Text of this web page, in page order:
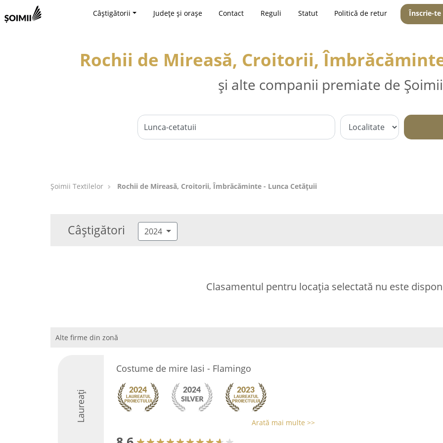
Câștigătorii Județe și orașe Contact Reguli Statut Politică de retur Înscrie-te
Rochii de Mireasă, Croitorii,
și alte companii premiate de
Șoimii Textilelor Rochii de Mireasă, Croitorii, Îmbrăcăminte - Lunca Cetăţuii
Câștigători 2024
Clasamentul pentru locația selectată nu este
Alte firme din zonă
Laureați
Costume de mire Iasi - Flamingo
Arată mai multe >>